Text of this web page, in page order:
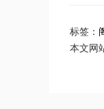
标签：
本文网